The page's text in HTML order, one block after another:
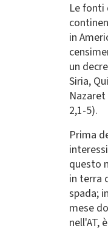
Le fonti
in
un
Siria,
2,1-5).
Prima
questo
in terra
spada;
mese
nell'AT,